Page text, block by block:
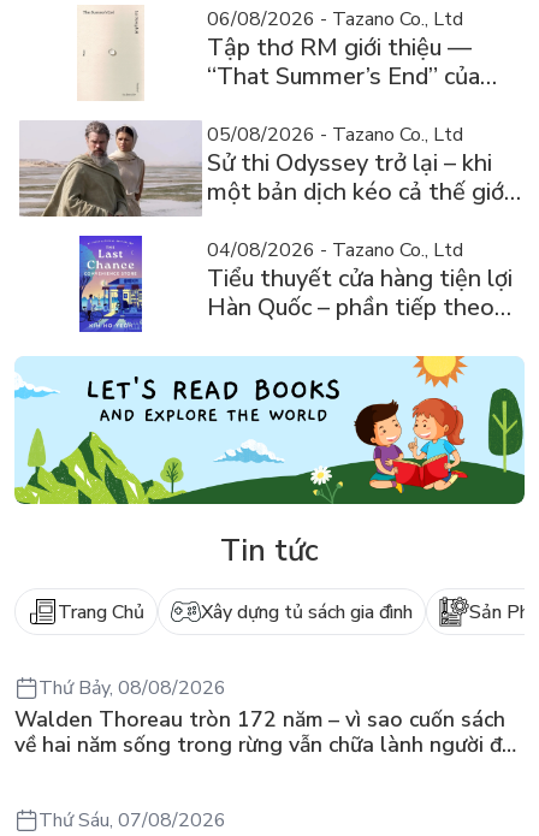
đọc lại García Márquez
06/08/2026 - Tazano Co., Ltd
Tập thơ RM giới thiệu —
“That Summer’s End” của
tiếng Anh sau 4 năm gây sốt
05/08/2026 - Tazano Co., Ltd
Sử thi Odyssey trở lại – khi
một bản dịch kéo cả thế giới
04/08/2026 - Tazano Co., Ltd
Tiểu thuyết cửa hàng tiện lợi
Hàn Quốc – phần tiếp theo
thế giới
Tin tức
Trang Chủ Xây dựng tủ sách gia đình Sản
Thứ Bảy, 08/08/2026
Walden Thoreau tròn 172 năm – vì sao cuốn sách
về hai năm sống trong rừng vẫn chữa lành người đọc
Thứ Sáu, 07/08/2026